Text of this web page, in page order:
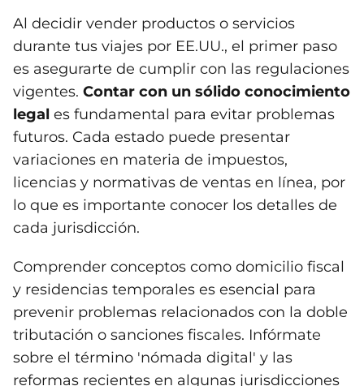
Al decidir vender productos o servicios
durante tus viajes por EE.UU., el primer paso
es asegurarte de cumplir con las regulaciones
vigentes. Contar con un sólido conocimiento
legal es fundamental para evitar problemas
futuros. Cada estado puede presentar
variaciones en materia de impuestos,
licencias y normativas de ventas en línea, por
lo que es importante conocer los detalles de
cada jurisdicción.
Comprender conceptos como domicilio fiscal
y residencias temporales es esencial para
prevenir problemas relacionados con la doble
tributación o sanciones fiscales. Infórmate
sobre el término 'nómada digital' y las
reformas recientes en algunas jurisdicciones